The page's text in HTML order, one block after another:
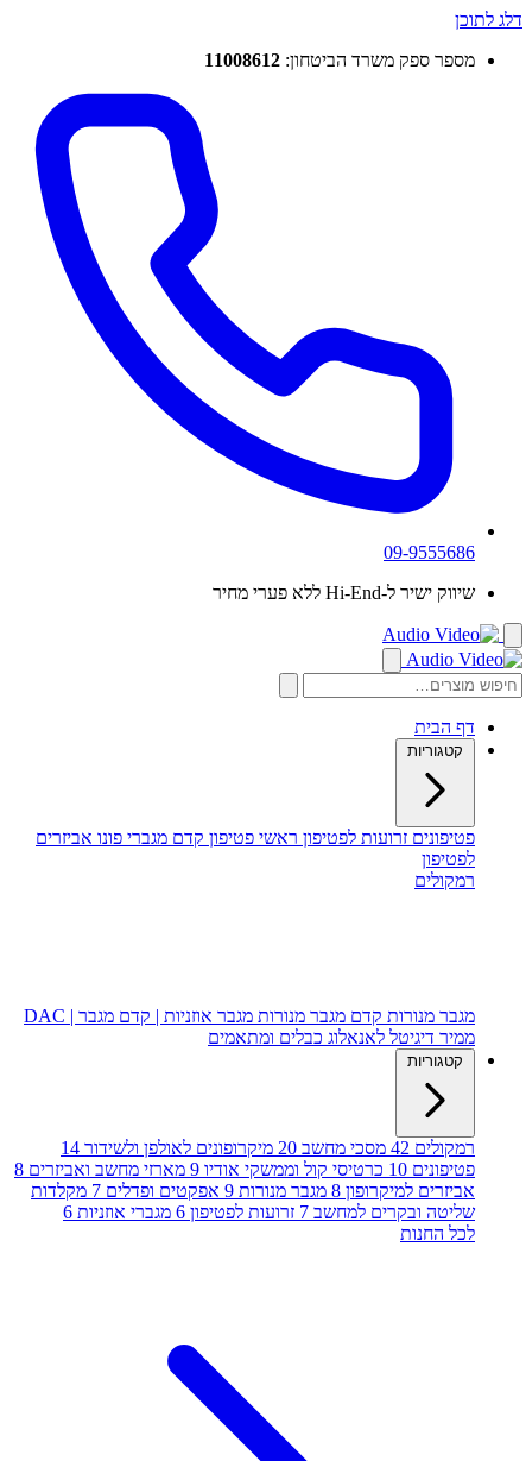
דלג לתוכן
מספר ספק משרד הביטחון: 11008612
09-9555686
שיווק ישיר ל-Hi-End ללא פערי מחיר
דף הבית
קטגוריות
פטיפונים זרועות לפטיפון ראשי פטיפון קדם מגברי פונו אביזרים
לפטיפון
רמקולים
מגבר מנורות קדם מגבר מנורות מגבר אוזניות | קדם מגבר | DAC
ממיר דיגיטל לאנאלוג כבלים ומתאמים
קטגוריות
רמקולים 42 מסכי מחשב 20 מיקרופונים לאולפן ולשידור 14
פטיפונים 10 כרטיסי קול וממשקי אודיו 9 מארזי מחשב ואביזרים 8
אביזרים למיקרופון 8 מגבר מנורות 9 אפקטים ופדלים 7 מקלדות
שליטה ובקרים למחשב 7 זרועות לפטיפון 6 מגברי אוזניות 6
לכל החנות